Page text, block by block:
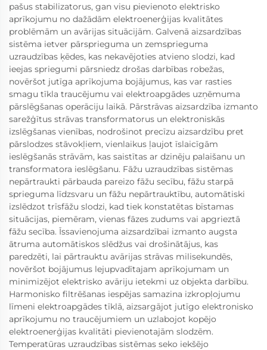
pašus stabilizatorus, gan visu pievienoto elektrisko
aprīkojumu no dažādām elektroenerģijas kvalitātes
problēmām un avārijas situācijām. Galvenā aizsardzības
sistēma ietver pārsprieguma un zemsprieguma
uzraudzības ķēdes, kas nekavējoties atvieno slodzi, kad
ieejas spriegumi pārsniedz drošas darbības robežas,
novēršot jutīga aprīkojuma bojājumus, kas var rasties
smagu tīkla traucējumu vai elektroapgādes uzņēmuma
pārslēgšanas operāciju laikā. Pārstrāvas aizsardzība izmanto
sarežģītus strāvas transformatorus un elektroniskās
izslēgšanas vienības, nodrošinot precīzu aizsardzību pret
pārslodzes stāvokļiem, vienlaikus ļaujot īslaicīgām
ieslēgšanās strāvām, kas saistītas ar dzinēju palaišanu un
transformatora ieslēgšanu. Fāžu uzraudzības sistēmas
nepārtraukti pārbauda pareizo fāžu secību, fāžu starpā
sprieguma līdzsvaru un fāžu nepārtrauktību, automātiski
izslēdzot trīsfāžu slodzi, kad tiek konstatētas bīstamas
situācijas, piemēram, vienas fāzes zudums vai apgrieztā
fāžu secība. Īssavienojuma aizsardzībai izmanto augsta
ātruma automātiskos slēdžus vai drošinātājus, kas
paredzēti, lai pārtrauktu avārijas strāvas milisekundēs,
novēršot bojājumus lejupvadītajam aprīkojumam un
minimizējot elektrisko avāriju ietekmi uz objekta darbību.
Harmonisko filtrēšanas iespējas samazina izkropļojumu
līmeni elektroapgādes tīklā, aizsargājot jutīgo elektronisko
aprīkojumu no traucējumiem un uzlabojot kopējo
elektroenerģijas kvalitāti pievienotajām slodzēm.
Temperatūras uzraudzības sistēmas seko iekšējo